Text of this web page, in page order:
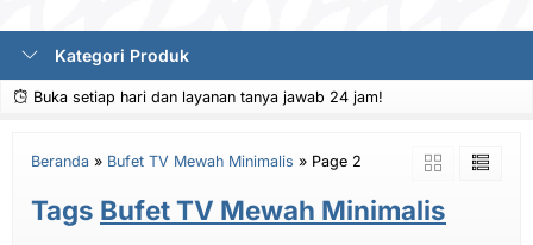
Kategori Produk
Buka setiap hari dan layanan tanya jawab 24 jam!
Beranda » Bufet TV Mewah Minimalis » Page 2
Tags Bufet TV Mewah Minimalis